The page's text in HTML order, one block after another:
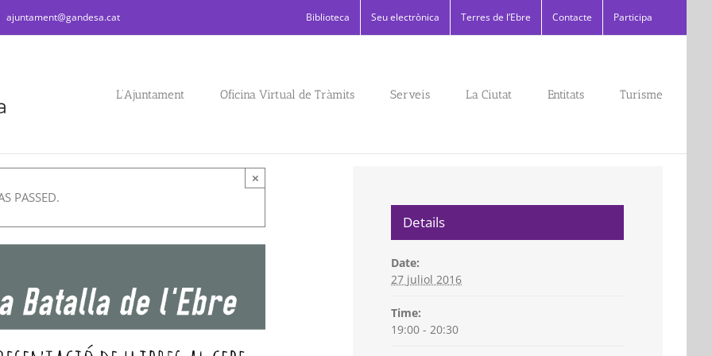
ajuntament@gandesa.cat Biblioteca Seu electrònica Terres de l’Ebre Contacte Participa
L’Ajuntament Oficina Virtual de Tràmits Serveis La Ciutat Entitats Turisme
PASSED.
×
Details
Date:
27 juliol 2016
Time:
19:00 - 20:30